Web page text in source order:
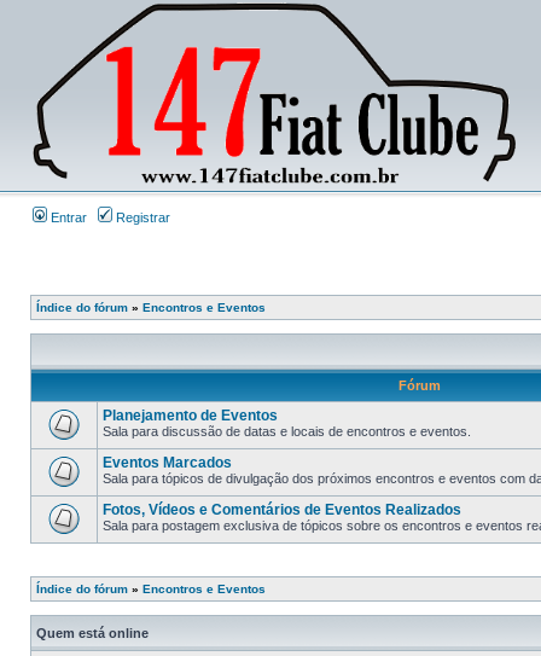
Entrar Registrar
Índice do fórum » Encontros e Eventos
Fórum
Planejamento de Eventos
Sala para discussão de datas e locais de encontros e eventos.
Eventos Marcados
Sala para tópicos de divulgação dos próximos encontros e eventos com
Fotos, Vídeos e Comentários de Eventos Realizados
Sala para postagem exclusiva de tópicos sobre os encontros e eventos
Índice do fórum » Encontros e Eventos
Quem está online